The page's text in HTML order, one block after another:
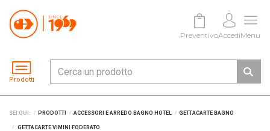
Prodotti
PreventivoAccediMenu
SEI QUI: PRODOTTI ACCESSORI E ARREDO BAGNO HOTEL GETTACARTE BAGNO
GETTACARTE VIMINI FODERATO